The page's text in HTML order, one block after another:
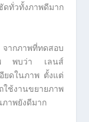
ทั่วทั้งภาพดีมาก
กภาพที่ทดสอบ
าพ พบว่า เลนส์
ยดในภาพ ตั้งแต่
ช้งานขยายภาพ
าพยังดีมาก